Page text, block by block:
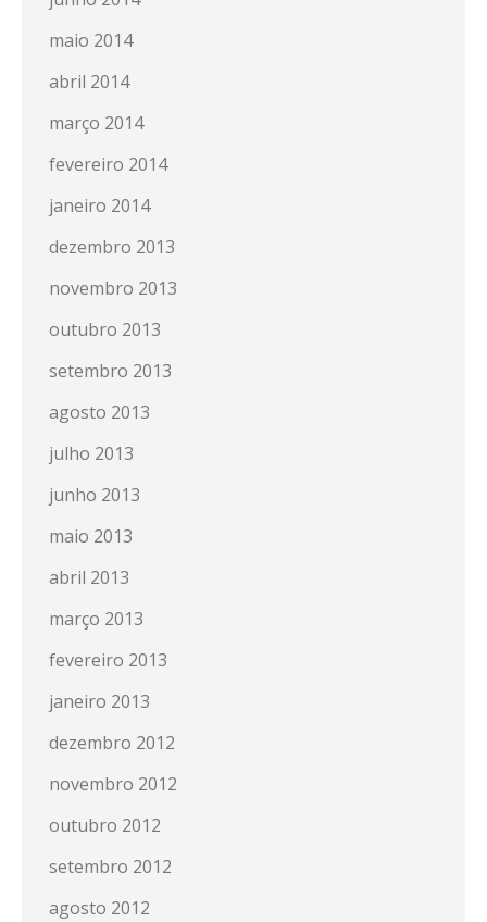
maio 2014
abril 2014
março 2014
fevereiro 2014
janeiro 2014
dezembro 2013
novembro 2013
outubro 2013
setembro 2013
agosto 2013
julho 2013
junho 2013
maio 2013
abril 2013
março 2013
fevereiro 2013
janeiro 2013
dezembro 2012
novembro 2012
outubro 2012
setembro 2012
agosto 2012